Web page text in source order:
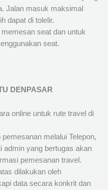
Jalan masuk maksimal
dapat di tolelir.
seat dan untuk
seat.
DENPASAR
online untuk rute travel di
melalui Telepon,
admin yang bertugas akan
pemesanan travel.
dilakukan oleh
data secara konkrit dan